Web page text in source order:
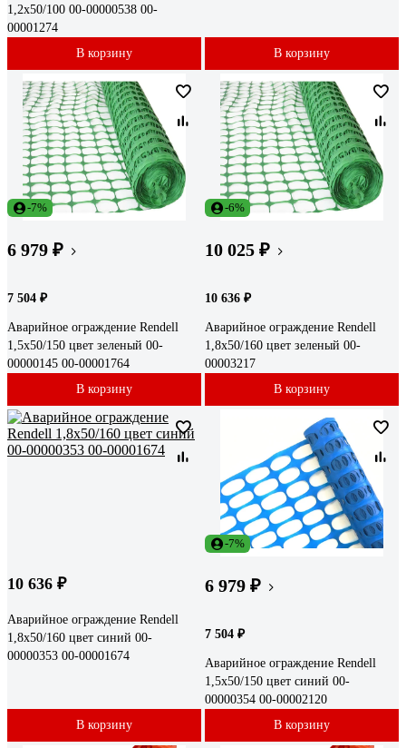
1,2x50/100 00-00000538 00-
00001274
В корзину
В корзину
-7%
6 979 ₽
7 504 ₽
Аварийное ограждение Rendell
1,5x50/150 цвет зеленый 00-
00000145 00-00001764
В корзину
-6%
10 025 ₽
10 636 ₽
Аварийное ограждение Rendell
1,8x50/160 цвет зеленый 00-
00003217
В корзину
10 636 ₽
Аварийное ограждение Rendell
1,8x50/160 цвет синий 00-
00000353 00-00001674
В корзину
-7%
6 979 ₽
7 504 ₽
Аварийное ограждение Rendell
1,5x50/150 цвет синий 00-
00000354 00-00002120
В корзину